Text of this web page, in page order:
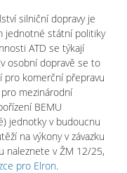
silniční dopravy je
jednotné státní politiky
ATD se týkají
osobní dopravě se to
pro komerční přepravu
mezinárodní
BEMU
jednotky v budoucnu
na výkony v závazku
naleznete v ŽM 12/25,
pro Elron.